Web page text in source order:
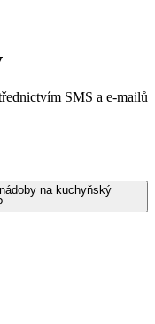
SMS a e-mailů
na kuchyňský